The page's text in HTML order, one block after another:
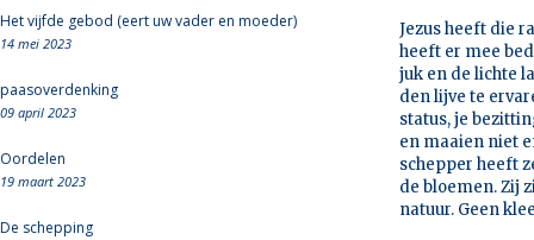
Het vijfde gebod (eert uw vader en moeder)
14 mei 2023
paasoverdenking
09 april 2023
Oordelen
19 maart 2023
De schepping
Jezus heeft die
heeft er mee
juk en de lichte
den lijve te
status, je
en maaien niet
schepper heeft
de bloemen. Zij
natuur. Geen